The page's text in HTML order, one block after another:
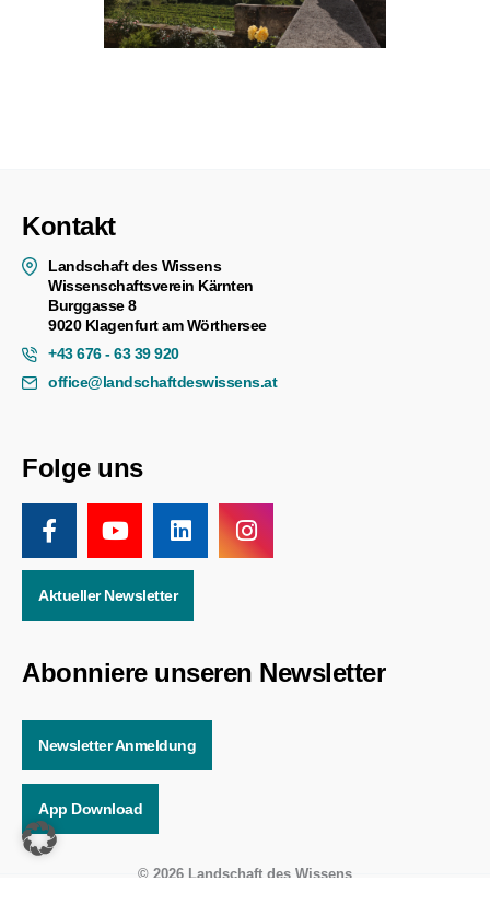
Kontakt
Landschaft des Wissens
Wissenschaftsverein Kärnten
Burggasse 8
9020 Klagenfurt am Wörthersee
+43 676 - 63 39 920
office@landschaftdeswissens.at
Folge uns
Aktueller Newsletter
Abonniere unseren Newsletter
Newsletter Anmeldung
App Download
© 2026 Landschaft des Wissens